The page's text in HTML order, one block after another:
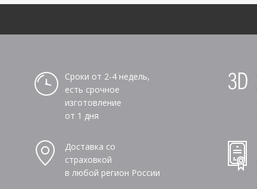
Сроки от 2-4 недель,
есть срочное
изготовление
от 1 дня
Доставка со
страховкой
в любой регион России